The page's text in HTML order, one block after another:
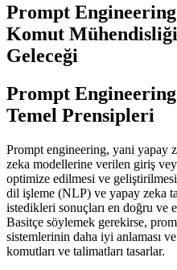
Prompt
Komut
Geleceği
Prompt Engineering
Temel Prensipleri
Prompt engineering, yani yapay
zeka modellerine verilen giriş
optimize edilmesi ve
dil işleme (NLP) ve yapay zeka
istedikleri sonuçları en doğru ve
Basitçe söylemek gerekirse,
sistemlerinin daha iyi anlaması
komutları ve talimatları tasarlar.